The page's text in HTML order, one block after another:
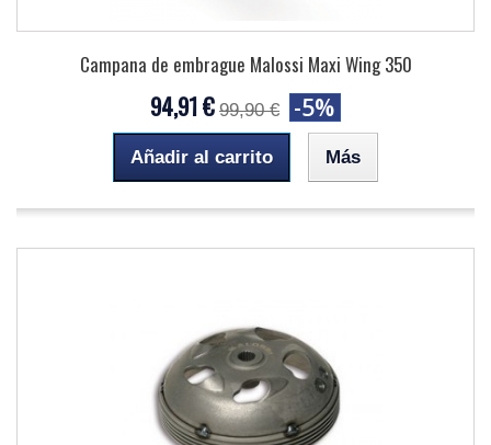
Campana de embrague Malossi Maxi Wing 350
94,91 € 99,90 € -5%
Añadir al carrito Más